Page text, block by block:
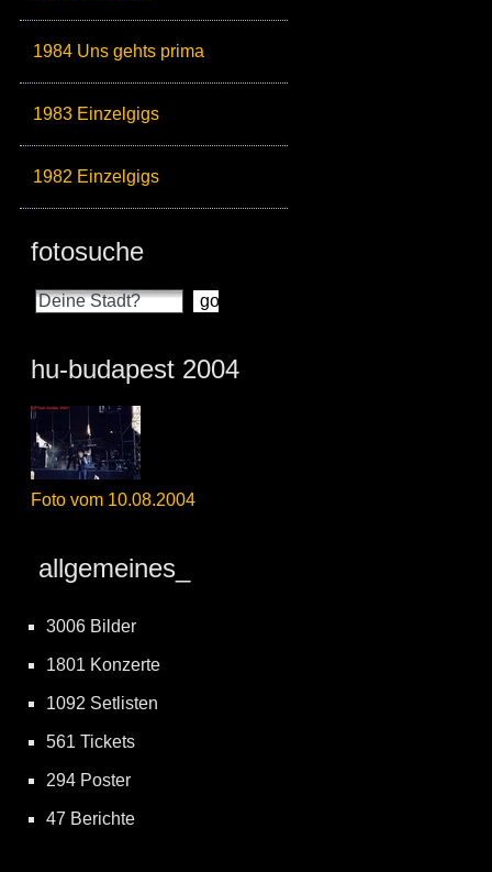
1984 Uns gehts prima
1983 Einzelgigs
1982 Einzelgigs
fotosuche
hu-budapest 2004
Foto vom 10.08.2004
allgemeines_
3006 Bilder
1801 Konzerte
1092 Setlisten
561 Tickets
294 Poster
47 Berichte